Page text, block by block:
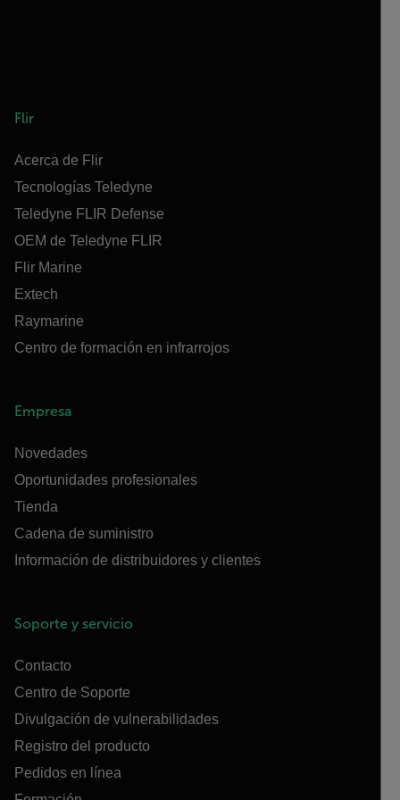
Flir
Acerca de Flir
Tecnologías Teledyne
Teledyne FLIR Defense
OEM de Teledyne FLIR
Flir Marine
Extech
Raymarine
Centro de formación en infrarrojos
Empresa
Novedades
Oportunidades profesionales
Tienda
Cadena de suministro
Información de distribuidores y clientes
Soporte y servicio
Contacto
Centro de Soporte
Divulgación de vulnerabilidades
Registro del producto
Pedidos en línea